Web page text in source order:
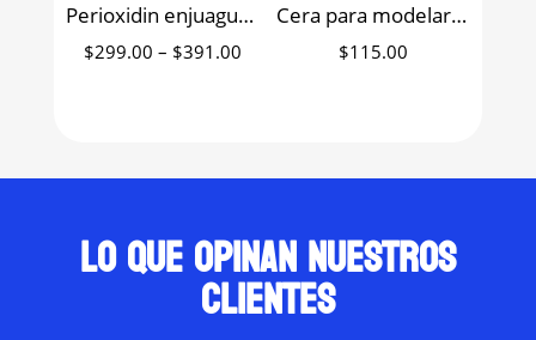
Perioxidin enjuague bucal con clorhexidina Lacer
$299.00 – $391.00
$391.00
Cera para modelar DentiCast 100 g
$115.00
Lo que opinan nuestros
clientes